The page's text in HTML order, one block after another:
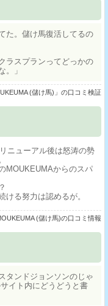
た。儲け馬復活してるの
ラスプランってどっかの
。」
(儲け馬)」の口コミ検証
ニューアル後は怒涛の勢
MOUKEUMAからのスパ
ける努力は認めるが。
(儲け馬)の口コミ情報
タンドジョンソンのじゃ
イト内にどうどうと書